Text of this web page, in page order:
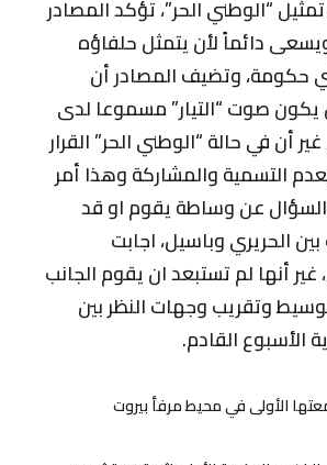
“الوطني الحر”، تؤكد المصادر
دائماً لأن يتمثل حلفاؤه
حكومة، وتضيف المصادر أن
صوت “التيار” مسموعا لدى
أن في حالة “الوطني الحر” القرار
التسمية والمشاركة وهذا أمر
عن وساطة يقوم او قد
الحريري وباسيل، اجابت
غير أنها لم تستبعد ان يقوم الجانب
وتقريب وجهات النظر بين
الأسبوع القادم.
الأولى في محيط مرفأ بيروت